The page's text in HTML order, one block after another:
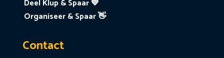
Deel Klup & Spaar 💙
Organiseer & Spaar 👋
Contact